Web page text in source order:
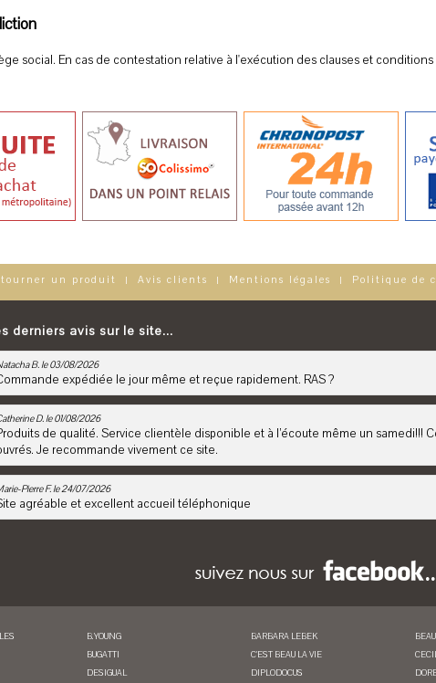
social. En cas de contestation relative à l'exécution des clauses et
un produit | Avis clients | Mentions légales | Politique de
derniers avis sur le site...
B. le 03/08/2026
expédiée le jour même et reçue rapidement. RAS ?
D. le 01/08/2026
de qualité. Service clientèle disponible et à l’écoute même un samedi!!!
Je recommande vivement ce site.
Pierre F. le 24/07/2026
agréable et excellent accueil téléphonique
B.YOUNG BARBARA LEBEK
BUGATTI C'EST BEAU LA VIE
DESIGUAL DIPLODOCUS